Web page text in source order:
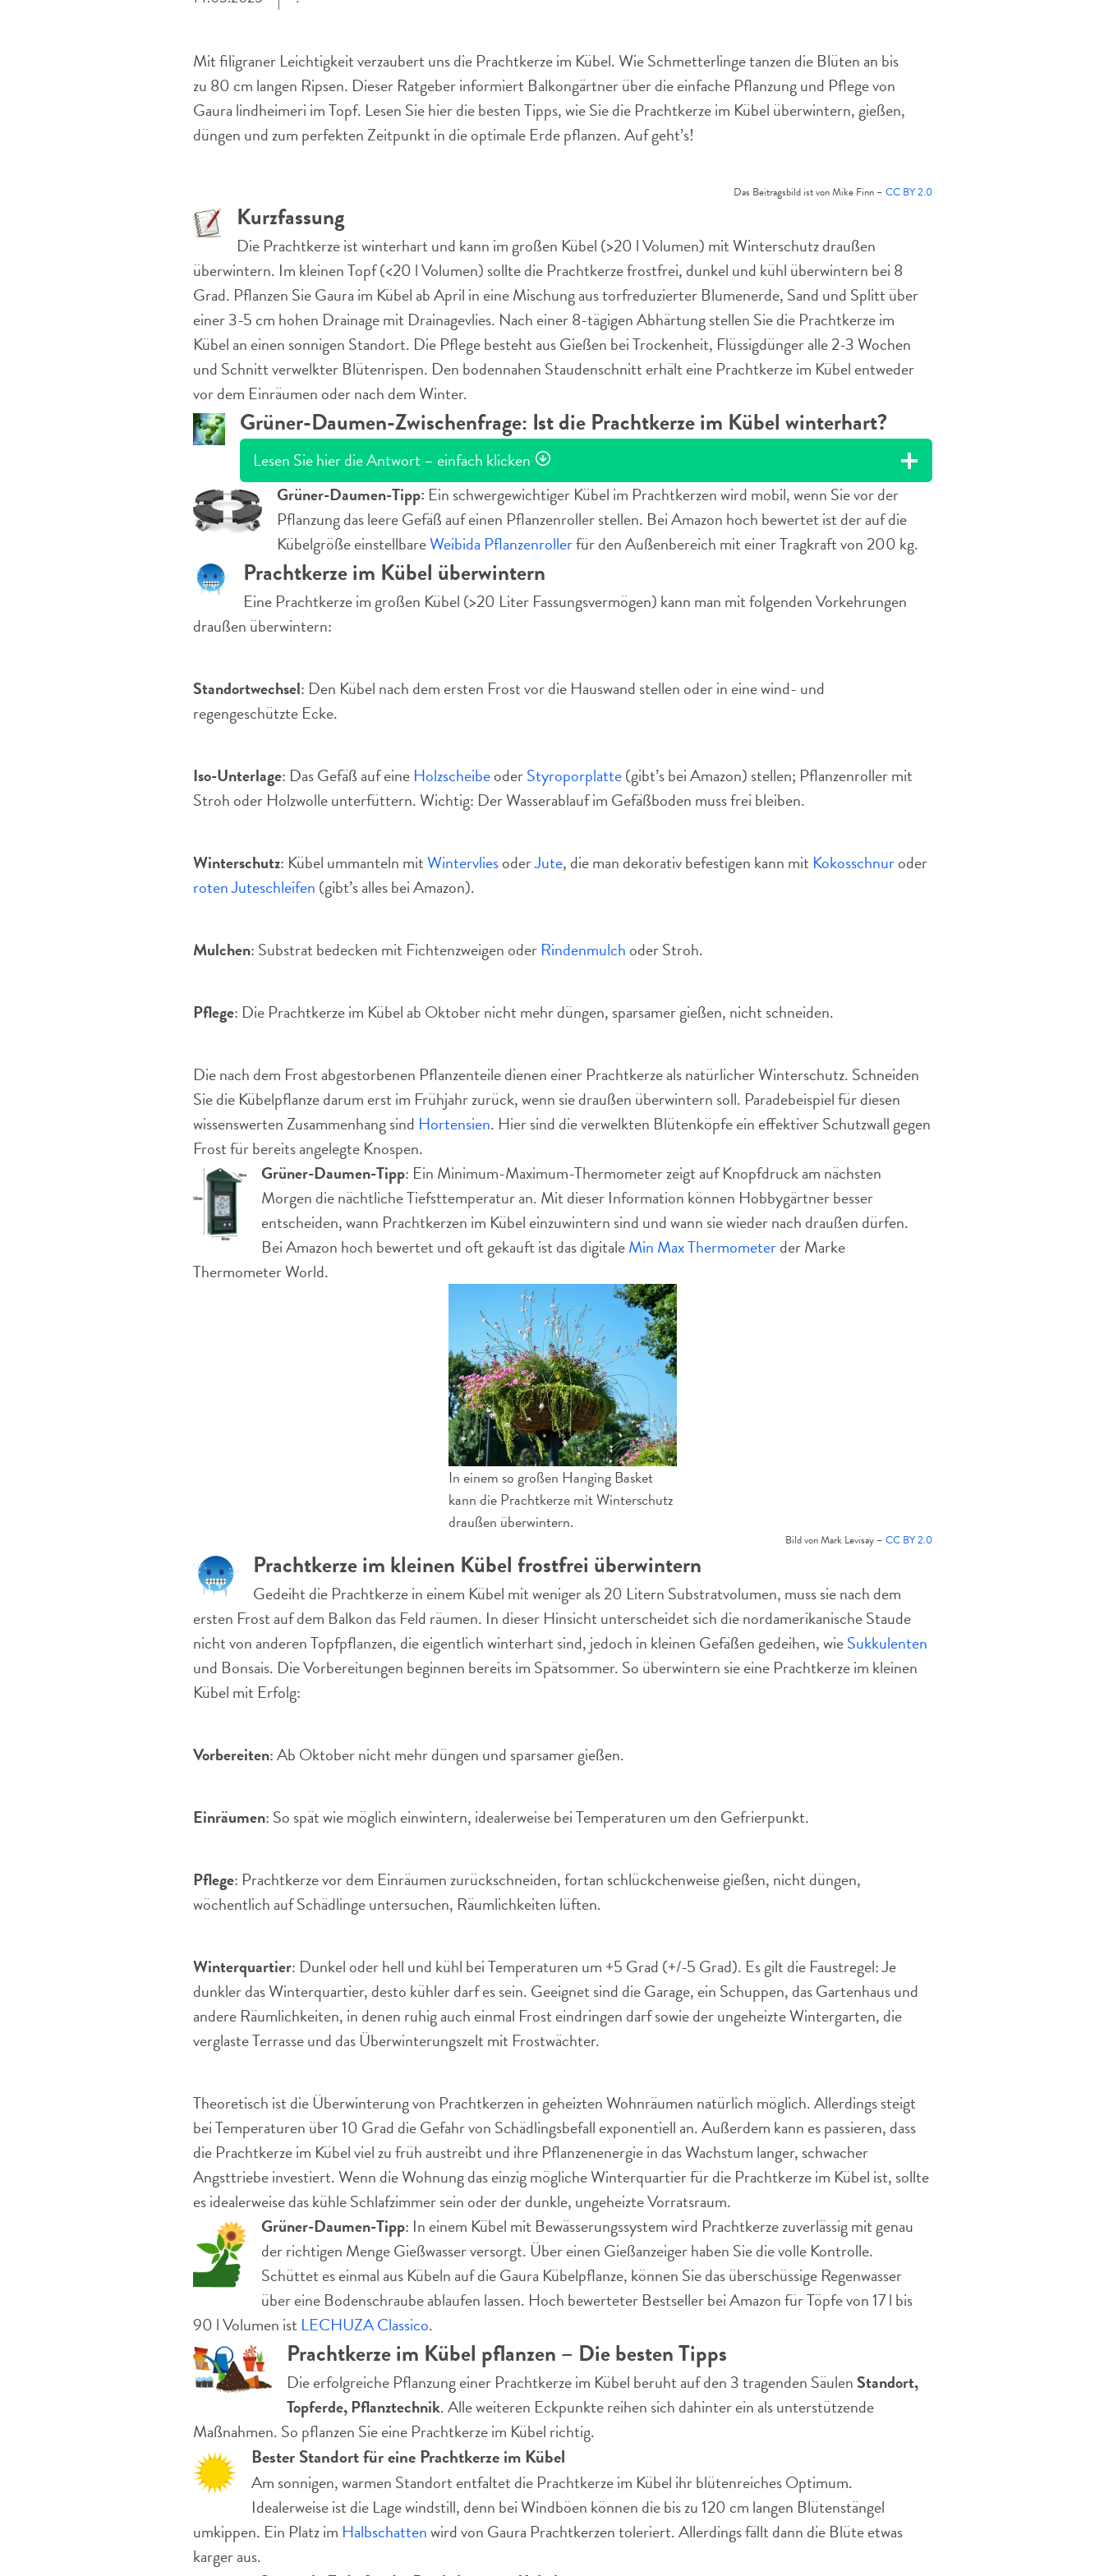
Mit filigraner Leichtigkeit verzaubert uns die Prachtkerze im Kübel. Wie Schmetterlinge tanzen die Blüten an bis
zu 80 cm langen Ripsen. Dieser Ratgeber informiert Balkongärtner über die einfache Pflanzung und Pflege von
Gaura lindheimeri im Topf. Lesen Sie hier die besten Tipps, wie Sie die Prachtkerze im Kübel überwintern, gießen,
düngen und zum perfekten Zeitpunkt in die optimale Erde pflanzen. Auf geht’s!
Das Beitragsbild ist von Mike Finn – CC BY 2.0
Kurzfassung
Die Prachtkerze ist winterhart und kann im großen Kübel (>20 l Volumen) mit Winterschutz draußen
überwintern. Im kleinen Topf (<20 l Volumen) sollte die Prachtkerze frostfrei, dunkel und kühl überwintern bei 8
Grad. Pflanzen Sie Gaura im Kübel ab April in eine Mischung aus torfreduzierter Blumenerde, Sand und Splitt über
einer 3-5 cm hohen Drainage mit Drainagevlies. Nach einer 8-tägigen Abhärtung stellen Sie die Prachtkerze im
Kübel an einen sonnigen Standort. Die Pflege besteht aus Gießen bei Trockenheit, Flüssigdünger alle 2-3 Wochen
und Schnitt verwelkter Blütenrispen. Den bodennahen Staudenschnitt erhält eine Prachtkerze im Kübel entweder
vor dem Einräumen oder nach dem Winter.
Grüner-Daumen-Zwischenfrage: Ist die Prachtkerze im Kübel winterhart?
Lesen Sie hier die Antwort – einfach klicken
Grüner-Daumen-Tipp: Ein schwergewichtiger Kübel im Prachtkerzen wird mobil, wenn Sie vor der
Pflanzung das leere Gefäß auf einen Pflanzenroller stellen. Bei Amazon hoch bewertet ist der auf die
Kübelgröße einstellbareWeibida Pflanzenrollerfür den Außenbereich mit einer Tragkraft von 200 kg.
Prachtkerze im Kübel überwintern
Eine Prachtkerze im großen Kübel (>20 Liter Fassungsvermögen) kann man mit folgenden Vorkehrungen
draußen überwintern:
Standortwechsel: Den Kübel nach dem ersten Frost vor die Hauswand stellen oder in eine wind- und
regengeschützte Ecke.
Iso-Unterlage: Das Gefäß auf eine HolzscheibeoderStyroporplatte(gibt’s bei Amazon) stellen; Pflanzenroller mit
Stroh oder Holzwolle unterfüttern. Wichtig: Der Wasserablauf im Gefäßboden muss frei bleiben.
Winterschutz: Kübel ummanteln mitWintervliesoderJute, die man dekorativ befestigen kann mit Kokosschnuroder
roten Juteschleifen (gibt’s alles bei Amazon).
Mulchen: Substrat bedecken mit Fichtenzweigen oder Rindenmulch oder Stroh.
Pflege: Die Prachtkerze im Kübel ab Oktober nicht mehr düngen, sparsamer gießen, nicht schneiden.
Die nach dem Frost abgestorbenen Pflanzenteile dienen einer Prachtkerze als natürlicher Winterschutz. Schneiden
Sie die Kübelpflanze darum erst im Frühjahr zurück, wenn sie draußen überwintern soll. Paradebeispiel für diesen
wissenswerten Zusammenhang sind Hortensien. Hier sind die verwelkten Blütenköpfe ein effektiver Schutzwall gegen
Frost für bereits angelegte Knospen.
Grüner-Daumen-Tipp: Ein Minimum-Maximum-Thermometer zeigt auf Knopfdruck am nächsten
Morgen die nächtliche Tiefsttemperatur an. Mit dieser Information können Hobbygärtner besser
entscheiden, wann Prachtkerzen im Kübel einzuwintern sind und wann sie wieder nach draußen dürfen.
Bei Amazon hoch bewertet und oft gekauft ist das digitaleMin Max Thermometerder Marke
Thermometer World.
In einem so großen Hanging Basket
kann die Prachtkerze mit Winterschutz
draußen überwintern.
Bild von Mark Levisay – CC BY 2.0
Prachtkerze im kleinen Kübel frostfrei überwintern
Gedeiht die Prachtkerze in einem Kübel mit weniger als 20 Litern Substratvolumen, muss sie nach dem
ersten Frost auf dem Balkon das Feld räumen. In dieser Hinsicht unterscheidet sich die nordamerikanische Staude
nicht von anderen Topfpflanzen, die eigentlich winterhart sind, jedoch in kleinen Gefäßen gedeihen, wieSukkulenten
und Bonsais. Die Vorbereitungen beginnen bereits im Spätsommer. So überwintern sie eine Prachtkerze im kleinen
Kübel mit Erfolg:
Vorbereiten: Ab Oktober nicht mehr düngen und sparsamer gießen.
Einräumen: So spät wie möglich einwintern, idealerweise bei Temperaturen um den Gefrierpunkt.
Pflege: Prachtkerze vor dem Einräumen zurückschneiden, fortan schlückchenweise gießen, nicht düngen,
wöchentlich auf Schädlinge untersuchen, Räumlichkeiten lüften.
Winterquartier: Dunkel oder hell und kühl bei Temperaturen um +5 Grad (+/-5 Grad). Es gilt die Faustregel: Je
dunkler das Winterquartier, desto kühler darf es sein. Geeignet sind die Garage, ein Schuppen, das Gartenhaus und
andere Räumlichkeiten, in denen ruhig auch einmal Frost eindringen darf sowie der ungeheizte Wintergarten, die
verglaste Terrasse und das Überwinterungszelt mit Frostwächter.
Theoretisch ist die Überwinterung von Prachtkerzen in geheizten Wohnräumen natürlich möglich. Allerdings steigt
bei Temperaturen über 10 Grad die Gefahr von Schädlingsbefall exponentiell an. Außerdem kann es passieren, dass
die Prachtkerze im Kübel viel zu früh austreibt und ihre Pflanzenenergie in das Wachstum langer, schwacher
Angsttriebe investiert. Wenn die Wohnung das einzig mögliche Winterquartier für die Prachtkerze im Kübel ist, sollte
es idealerweise das kühle Schlafzimmer sein oder der dunkle, ungeheizte Vorratsraum.
Grüner-Daumen-Tipp: In einem Kübel mit Bewässerungssystem wird Prachtkerze zuverlässig mit genau
der richtigen Menge Gießwasser versorgt. Über einen Gießanzeiger haben Sie die volle Kontrolle.
Schüttet es einmal aus Kübeln auf die Gaura Kübelpflanze, können Sie das überschüssige Regenwasser
über eine Bodenschraube ablaufen lassen. Hoch bewerteter Bestseller bei Amazon für Töpfe von 17 l bis
90 l Volumen ist LECHUZA Classico.
Prachtkerze im Kübel pflanzen – Die besten Tipps
Die erfolgreiche Pflanzung einer Prachtkerze im Kübel beruht auf den 3 tragenden Säulen Standort,
Topferde, Pflanztechnik. Alle weiteren Eckpunkte reihen sich dahinter ein als unterstützende
Maßnahmen. So pflanzen Sie eine Prachtkerze im Kübel richtig.
Bester Standort für eine Prachtkerze im Kübel
Am sonnigen, warmen Standort entfaltet die Prachtkerze im Kübel ihr blütenreiches Optimum.
Idealerweise ist die Lage windstill, denn bei Windböen können die bis zu 120 cm langen Blütenstängel
umkippen. Ein Platz im Halbschattenwird von Gaura Prachtkerzen toleriert. Allerdings fällt dann die Blüte etwas
karger aus.